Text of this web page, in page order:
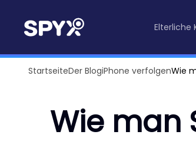
Elterliche
StartseiteDer BlogiPhone verfolgenWie
Wie man